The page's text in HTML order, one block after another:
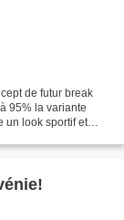
de futur break
95% la variante
un look sportif et